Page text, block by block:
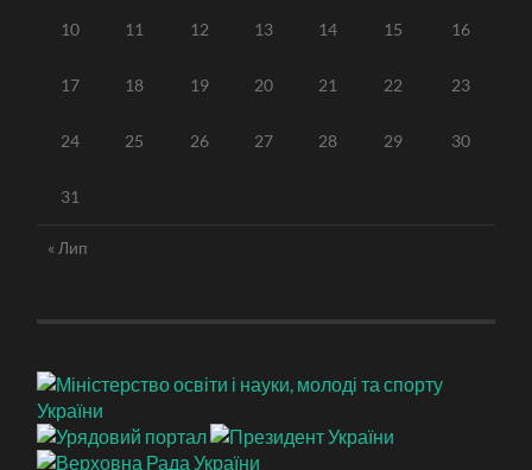
10 11 12 13 14 15 16
17 18 19 20 21 22 23
24 25 26 27 28 29 30
31
« Лип